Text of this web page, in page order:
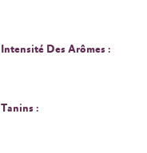
Intensité Des Arômes :
Tanins :